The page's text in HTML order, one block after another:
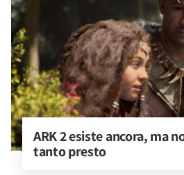
ARK 2 esiste ancora, ma
tanto presto